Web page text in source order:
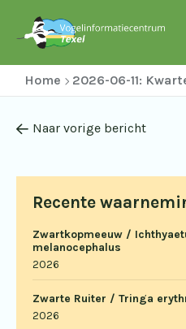
Home 2026-06-11:
Recente
Zwartkopmeeuw /
melanocephalus
2026
Zwarte Ruiter / Tringa
2026
Naar vorige bericht